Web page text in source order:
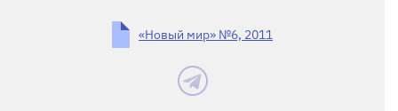
«Новый мир» №6, 2011